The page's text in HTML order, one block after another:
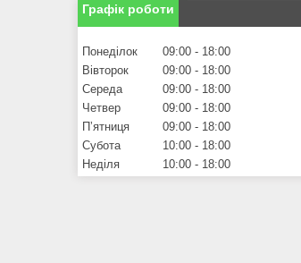
Графік роботи
Понеділок 09:00
18:00
Вівторок
09:00
18:00
Середа
09:00
18:00
Четвер
09:00
18:00
Пʼятниця
09:00
18:00
Субота
10:00
18:00
Неділя
10:00 18:00